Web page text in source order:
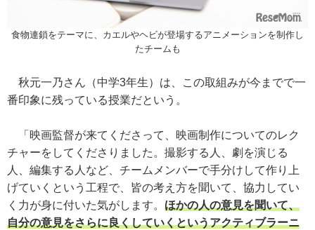
食物連鎖をテーマに、カエルやヘビが登場するアニメーションを制作し
たチームも
秋元一乃さん（中学3年生）は、この取組みが今までで一
番印象に残っている授業だという。
「映画監督が来てくださって、映画制作についてのレク
チャーをしてくださりました。撮影する人、劇を演じる
人、編集する人など、チームメンバーで手分けして作り上
げていくという工程で、皆の考え方を聞いて、協力してい
く力が身に付いた気がします。 ほかの人の意見を聞いて、
自分の意見をさらに良くしていくというアクティブラーニ